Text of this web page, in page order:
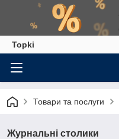
Topki
Товари та послуги
Журнальні столики